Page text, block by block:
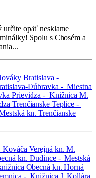
opäť nesklame
Spolu s Chosém a
Bratislava -
Dúbravka - Miestna
Prievidza - Knižnica M.
Trenčianske Teplice -
kn. Trenčianske
Kováča Verejná kn. M.
kn. Dudince - Mestská
Obecná kn. Horná
- Knižnica J. Kollára